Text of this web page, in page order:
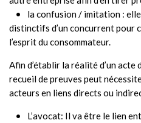
la confusion / imitation :
distinctifs d’un concurrent pour
l’esprit du consommateur.
Afin d’établir la réalité d’un
recueil de preuves peut
acteurs en liens directs ou
L’avocat: Il va être le lien